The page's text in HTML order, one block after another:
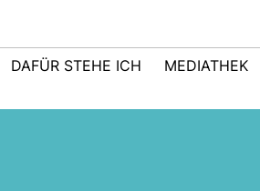
DAFÜR STEHE ICH MEDIATHEK